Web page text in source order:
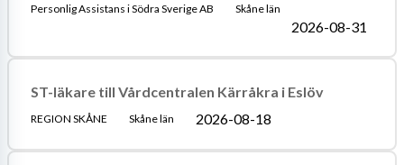
Personlig Assistans i Södra Sverige AB Skåne län
2026-08-31
ST-läkare till Vårdcentralen Kärråkra i Eslöv
REGION SKÅNE Skåne län 2026-08-18